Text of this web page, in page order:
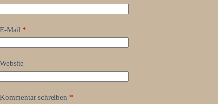
E-Mail *
Website
Kommentar schreiben *